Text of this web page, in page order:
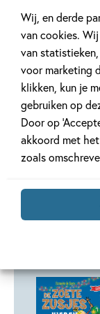
Wij, en derde
van cookies.
van
voor marketing
klikken, kun je
gebruiken op
Door op
akkoord met
zoals
de serie bevat
vriendschap. De
voor te lezen of
Andere
Zusjes'